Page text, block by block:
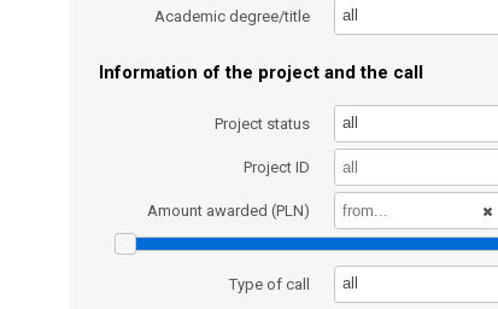
Academic degree/title all
Information of the project and the call
Project status all
Project ID
Amount awarded (PLN)
Type of call all